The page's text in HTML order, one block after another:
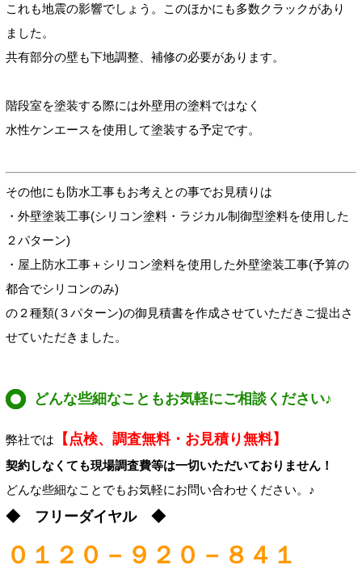
これも地震の影響でしょう。このほかにも多数クラックがあり
ました。
共有部分の壁も下地調整、補修の必要があります。
階段室を塗装する際には外壁用の塗料ではなく
水性ケンエースを使用して塗装する予定です。
その他にも防水工事もお考えとの事でお見積りは
・外壁塗装工事(シリコン塗料・ラジカル制御型塗料を使用した
２パターン)
・屋上防水工事＋シリコン塗料を使用した外壁塗装工事(予算の
都合でシリコンのみ)
の２種類(３パターン)の御見積書を作成させていただきご提出さ
せていただきました。
どんな些細なこともお気軽にご相談ください♪
弊社では 【点検、調査無料・お見積り無料】
契約しなくても現場調査費等は一切いただいておりません！
どんな些細なことでもお気軽にお問い合わせください。♪
◆ フリーダイヤル ◆
０１２０－９２０－８４１